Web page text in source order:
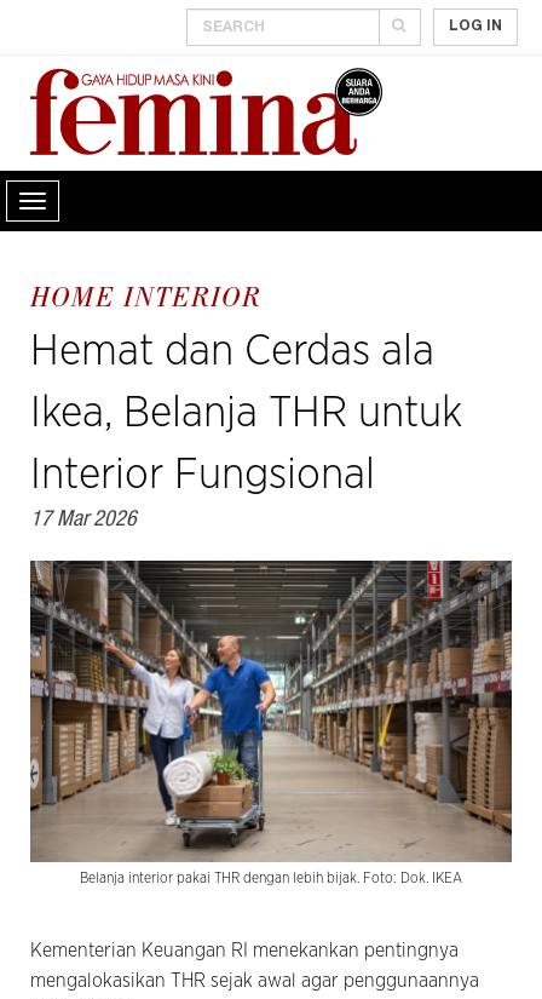
LOG IN
HOME INTERIOR
Hemat dan Cerdas ala
Ikea, Belanja THR untuk
Interior Fungsional
17 Mar 2026
Belanja interior pakai THR dengan lebih bijak. Foto: Dok. IKEA
Kementerian Keuangan RI menekankan pentingnya
mengalokasikan THR sejak awal agar penggunaannya